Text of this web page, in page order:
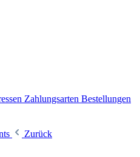
Zahlungsarten Bestellungen
Zurück